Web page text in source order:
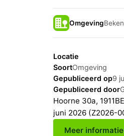
Omgeving
Locatie
SoortOmgeving
Gepubliceerd op9
Gepubliceerd door
Hoorne 30a,
juni 2026 (Z2026-
Meer informatie